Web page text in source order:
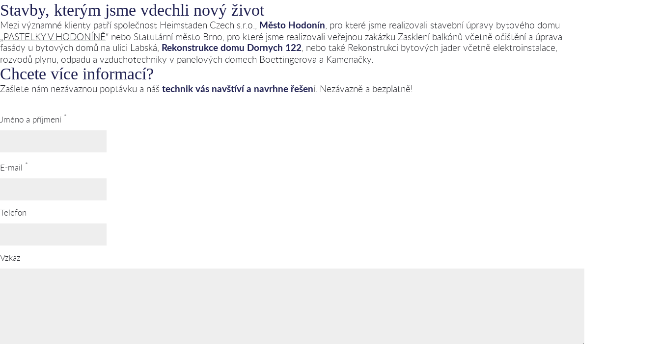
Stavby, kterým jsme vdechli nový život
Mezi významné klienty patří společnost Heimstaden Czech s.r.o., Město Hodonín , pro které jsme realizovali stavební úpravy bytového domu
„PASTELKY V HODONÍNĚ“ nebo Statutární město Brno, pro které jsme realizovali veřejnou zakázku Zasklení balkónů včetně očištění a úprava
fasády u bytových domů na ulici Labská,
Rekonstrukce domu Dornych 122 , nebo také Rekonstrukci bytových jader včetně elektroinstalace,
rozvodů plynu, odpadu a vzduchotechniky v panelových domech Boettingerova a Kamenačky.
Chcete více informací?
Zašlete nám nezávaznou poptávku a náš technik vás navštíví a navrhne řešení. Nezávazně a bezplatně!
Jméno a příjmení *
E-mail *
Telefon
Vzkaz